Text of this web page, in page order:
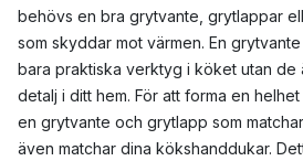
behövs en bra grytvante, grytlappar
som skyddar mot värmen. En
bara praktiska verktyg i köket utan
detalj i ditt hem. För att forma en
en grytvante och grytlapp som
även matchar dina kökshanddukar.